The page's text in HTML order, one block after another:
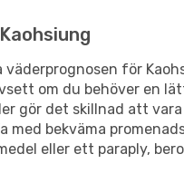
väderprognosen för
om du behöver en
gör det skillnad att
med bekväma
eller ett paraply,